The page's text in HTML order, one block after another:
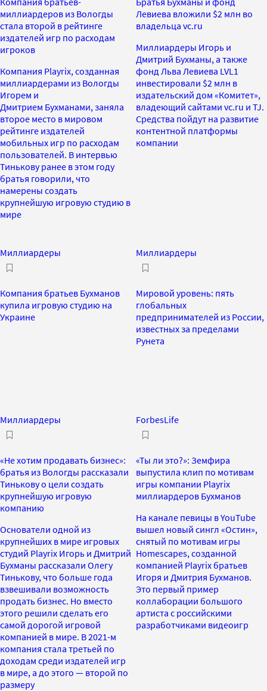
миллиардеров из Вологды
стала второй в рейтинге
издателей игр по расходам
игроков
Компания Playrix, созданная
миллиардерами из Вологды
Игорем и
Дмитрием Бухманами, заняла
второе место в мировом
рейтинге издателей
мобильных игр по расходам
пользователей. В интервью
Тинькову ранее в этом году
братья говорили, что
намерены создать
крупнейшую игровую студию в
мире
Левиева вложили $2 млн во
владельца vc.ru
Миллиардеры Игорь и
Дмитрий Бухманы, а также
фонд Льва Левиева LVL1
инвестировали $2 млн в
издательский дом «Комитет»,
владеющий сайтами vc.ru и TJ.
Средства пойдут на развитие
контентной платформы
компании
Миллиардеры
Компания братьев Бухманов
купила игровую студию на
Украине
Миллиардеры
Мировой уровень: пять
глобальных
предпринимателей из России,
известных за пределами
Рунета
Миллиардеры
«Не хотим продавать бизнес»:
братья из Вологды рассказали
Тинькову о цели создать
крупнейшую игровую
компанию
Основатели одной из
крупнейших в мире игровых
студий Playrix Игорь и Дмитрий
Бухманы рассказали Олегу
Тинькову, что больше года
взвешивали возможность
продать бизнес. Но вместо
этого решили сделать его
самой дорогой игровой
компанией в мире. В 2021-м
компания стала третьей по
доходам среди издателей игр
в мире, а до этого — второй по
размеру
ForbesLife
«Ты ли это?»: Земфира
выпустила клип по мотивам
игры компании Playrix
миллиардеров Бухманов
На канале певицы в YouTube
вышел новый сингл «Остин»,
снятый по мотивам игры
Homescapes, созданной
компанией Playrix братьев
Игоря и Дмитрия Бухманов.
Это первый пример
коллаборации большого
артиста с российскими
разработчиками видеоигр